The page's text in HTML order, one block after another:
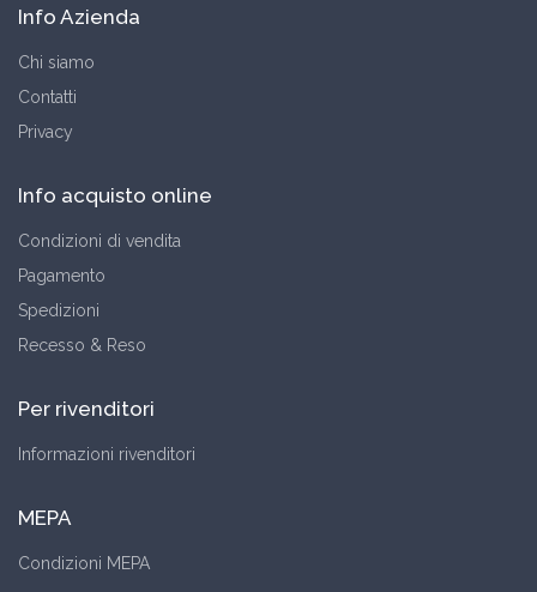
Info Azienda
Chi siamo
Contatti
Privacy
Info acquisto online
Condizioni di vendita
Pagamento
Spedizioni
Recesso & Reso
Per rivenditori
Informazioni rivenditori
MEPA
Condizioni MEPA